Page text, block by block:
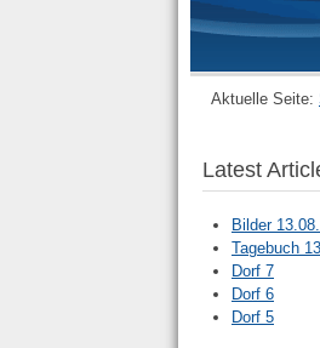
Aktuelle Seite:
Latest
Bilder
Tagebuch
Dorf 7
Dorf 6
Dorf 5